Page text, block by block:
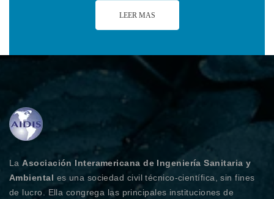
LEER MAS
LaAsociación Interamericana de Ingeniería Sanitaria y
Ambiental es una sociedad civil técnico-científica, sin fines
de lucro. Ella congrega las principales instituciones de